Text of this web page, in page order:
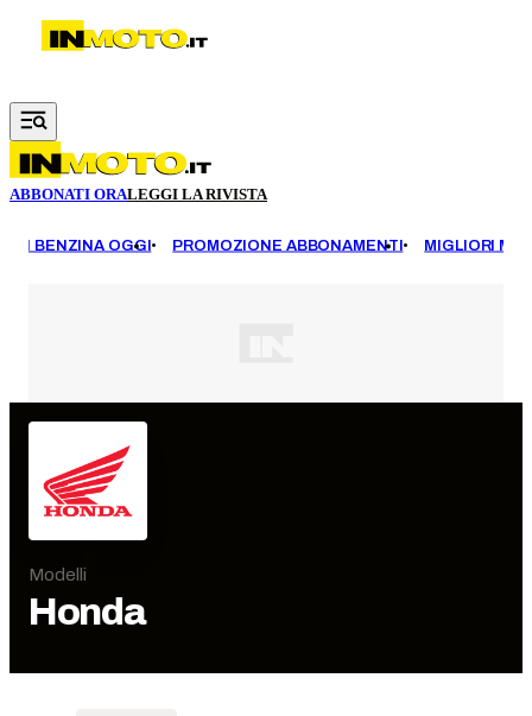
Vai al contenuto principale
ABBONATI ORALEGGI LA RIVISTA
BENZINA OGGI PROMOZIONE ABBONAMENTI MIGLIORI
Modelli
Honda